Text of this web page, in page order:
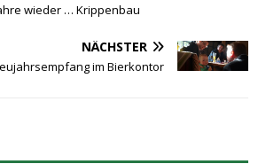
wieder … Krippenbau
NÄCHSTER
im Bierkontor